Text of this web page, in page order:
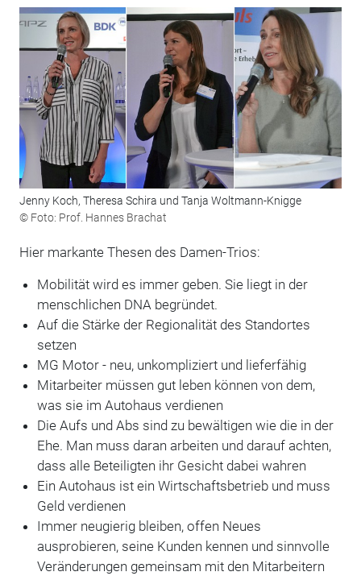
Jenny Koch, Theresa Schira und Tanja Woltmann-Knigge
© Foto: Prof. Hannes Brachat
Hier markante Thesen des Damen-Trios:
Mobilität wird es immer geben. Sie liegt in der
menschlichen DNA begründet.
Auf die Stärke der Regionalität des Standortes
setzen
MG Motor - neu, unkompliziert und lieferfähig
Mitarbeiter müssen gut leben können von dem,
was sie im Autohaus verdienen
Die Aufs und Abs sind zu bewältigen wie die in der
Ehe. Man muss daran arbeiten und darauf achten,
dass alle Beteiligten ihr Gesicht dabei wahren
Ein Autohaus ist ein Wirtschaftsbetrieb und muss
Geld verdienen
Immer neugierig bleiben, offen Neues
ausprobieren, seine Kunden kennen und sinnvolle
Veränderungen gemeinsam mit den Mitarbeitern